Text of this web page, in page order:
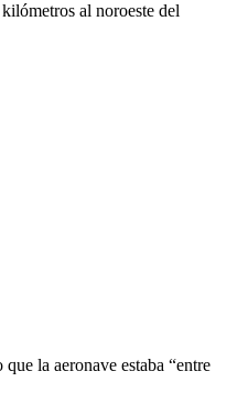
al noroeste del
la aeronave estaba “entre